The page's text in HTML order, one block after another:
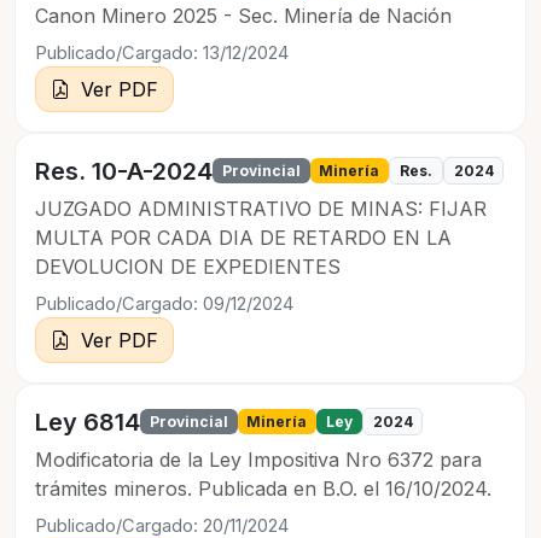
Canon Minero 2025 - Sec. Minería de Nación
Publicado/Cargado: 13/12/2024
Ver PDF
Res. 10-A-2024 Provincial Minería Res. 2024
JUZGADO ADMINISTRATIVO DE MINAS: FIJAR
MULTA POR CADA DIA DE RETARDO EN LA
DEVOLUCION DE EXPEDIENTES
Publicado/Cargado: 09/12/2024
Ver PDF
Ley 6814 Provincial Minería Ley 2024
Modificatoria de la Ley Impositiva Nro 6372 para
trámites mineros. Publicada en B.O. el 16/10/2024.
Publicado/Cargado: 20/11/2024